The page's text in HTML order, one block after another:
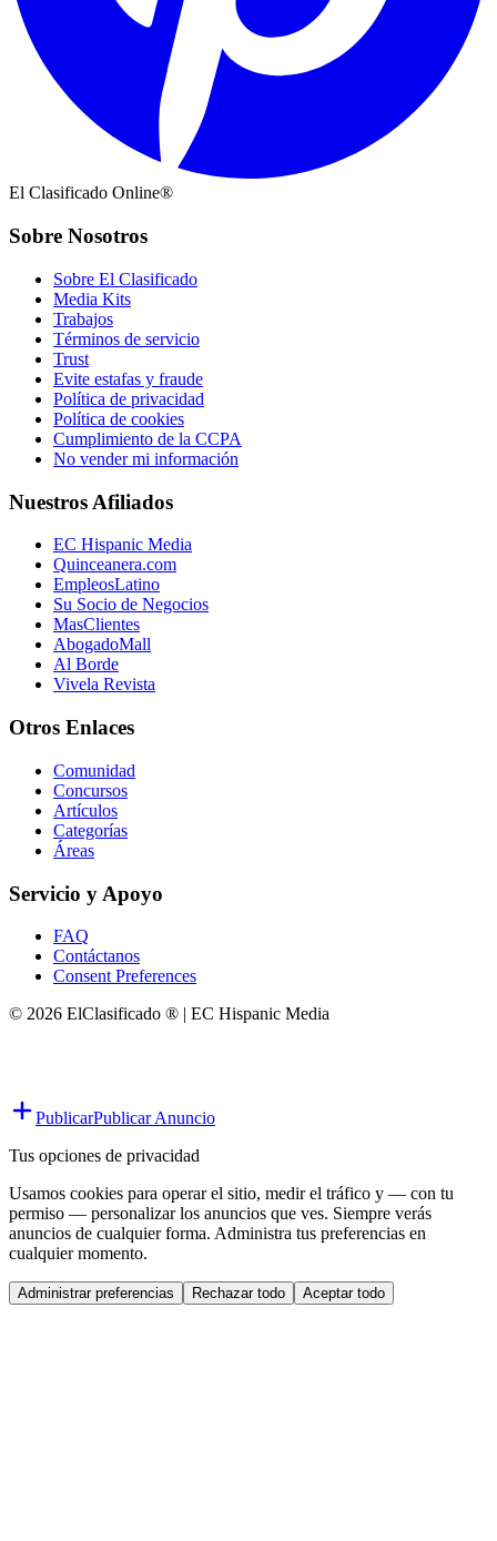
El Clasificado Online®
Sobre Nosotros
Sobre El Clasificado
Media Kits
Trabajos
Términos de servicio
Trust
Evite estafas y fraude
Política de privacidad
Política de cookies
Cumplimiento de la CCPA
No vender mi información
Nuestros Afiliados
EC Hispanic Media
Quinceanera.com
EmpleosLatino
Su Socio de Negocios
MasClientes
AbogadoMall
Al Borde
Vivela Revista
Otros Enlaces
Comunidad
Concursos
Artículos
Categorías
Áreas
Servicio y Apoyo
FAQ
Contáctanos
Consent Preferences
© 2026 ElClasificado ® | EC Hispanic Media
PublicarPublicar Anuncio
Tus opciones de privacidad
Usamos cookies para operar el sitio, medir el tráfico y — con tu
permiso — personalizar los anuncios que ves. Siempre verás
anuncios de cualquier forma. Administra tus preferencias en
cualquier momento.
Administrar preferencias Rechazar todo Aceptar todo